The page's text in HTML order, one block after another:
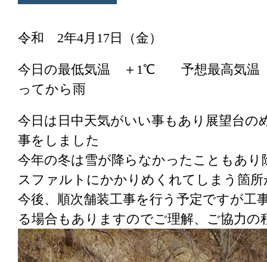
令和 2年4月17日（金）
今日の最低気温 ＋1℃ 予想最高気
ってから雨
今日は日中天気がいい事もあり展望台
事をしました
今年の冬は雪が降らなかったこともあ
スファルトにかかりめくれてしまう箇
今後、順次舗装工事を行う予定ですが工
る場合もありますのでご理解、ご協力